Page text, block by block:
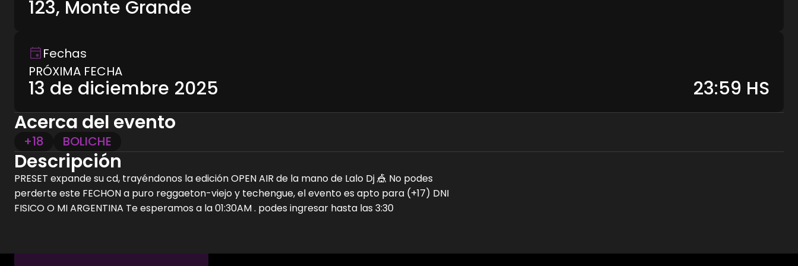
123, Monte Grande
Fechas
PRÓXIMA FECHA
13 de diciembre 2025 23:59 HS
Acerca del evento
+18 BOLICHE
Descripción
PRESET expande su cd, trayéndonos la edición OPEN AIR de la mano de Lalo Dj 🎪 No podes
perderte este FECHON a puro reggaeton-viejo y techengue, el evento es apto para (+17) DNI
FISICO O MI ARGENTINA Te esperamos a la 01:30AM . podes ingresar hasta las 3:30